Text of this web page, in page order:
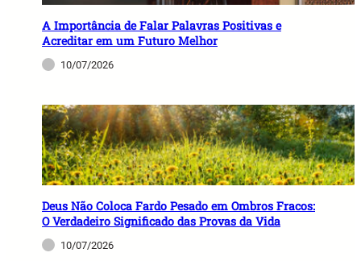
A Importância de Falar Palavras Positivas e
Acreditar em um Futuro Melhor
10/07/2026
Deus Não Coloca Fardo Pesado em Ombros Fracos:
O Verdadeiro Significado das Provas da Vida
10/07/2026